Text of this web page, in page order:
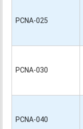
PCNA-025
PCNA-030
PCNA-040